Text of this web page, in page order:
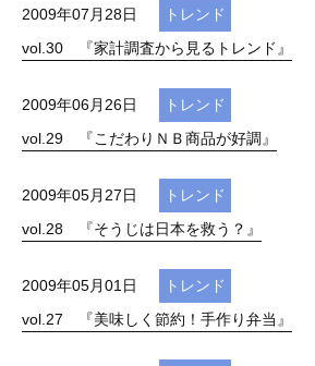
2009年07月28日
トレンド
vol.30 『家計調査から見るトレンド』
2009年06月26日
トレンド
vol.29 『こだわりＮＢ商品が好調』
2009年05月27日
トレンド
vol.28 『そうじは日本を救う？』
2009年05月01日
トレンド
vol.27 『美味しく節約！手作り弁当』